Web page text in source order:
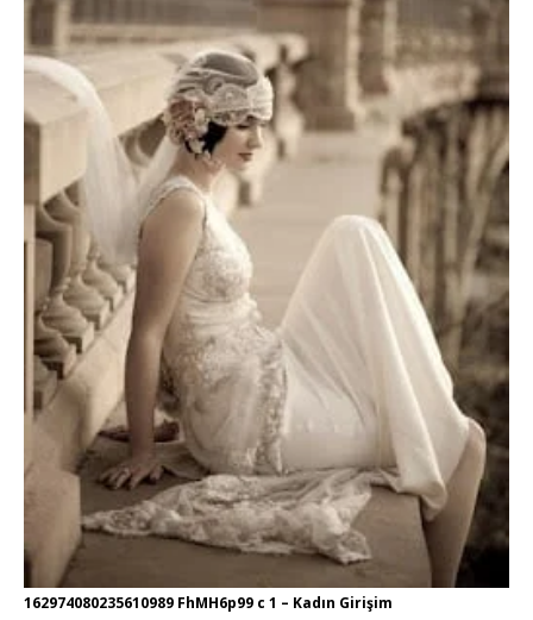
162974080235610989 FhMH6p99 c 1 – Kadın Girişim